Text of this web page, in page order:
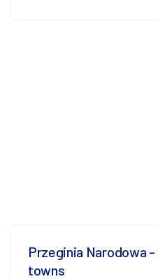
Przeginia Narodowa
towns